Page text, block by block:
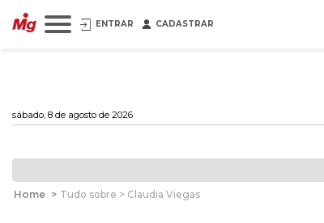
ENTRAR CADASTRAR
sábado, 8 de agosto de 2026
Home > Tudo sobre > Claudia Viegas